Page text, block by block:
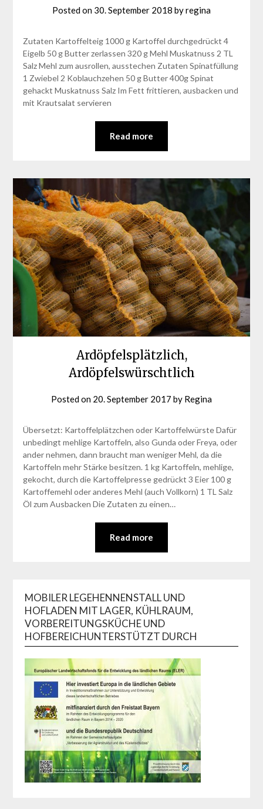
Posted on 30. September 2018 byregina
Zutaten Kartoffelteig 1000 g Kartoffel durchgedrückt 4
Eigelb 50 g Butter zerlassen 320 g Mehl Muskatnuss 2 TL
Salz Mehl zum ausrollen, ausstechen Zutaten Spinatfüllung
1 Zwiebel 2 Koblauchzehen 50 g Butter 400g Spinat
gehackt Muskatnuss Salz Im Fett frittieren, ausbacken und
mit Krautsalat servieren
Read more
Ardöpfelsplätzlich,
Ardöpfelswürschtlich
Posted on 20. September 2017 by Regina
Übersetzt: Kartoffelplätzchen oder Kartoffelwürste Dafür
unbedingt mehlige Kartoffeln, also Gunda oder Freya, oder
ander nehmen, dann braucht man weniger Mehl, da die
Kartoffeln mehr Stärke besitzen. 1 kg Kartoffeln, mehlige,
gekocht, durch die Kartoffelpresse gedrückt 3 Eier 100 g
Kartoffemehl oder anderes Mehl (auch Vollkorn) 1 TL Salz
Öl zum Ausbacken Die Zutaten zu einen…
Read more
MOBILER LEGEHENNENSTALL UND
HOFLADEN MIT LAGER, KÜHLRAUM,
VORBEREITUNGSKÜCHE UND
HOFBEREICHUNTERSTÜTZT DURCH